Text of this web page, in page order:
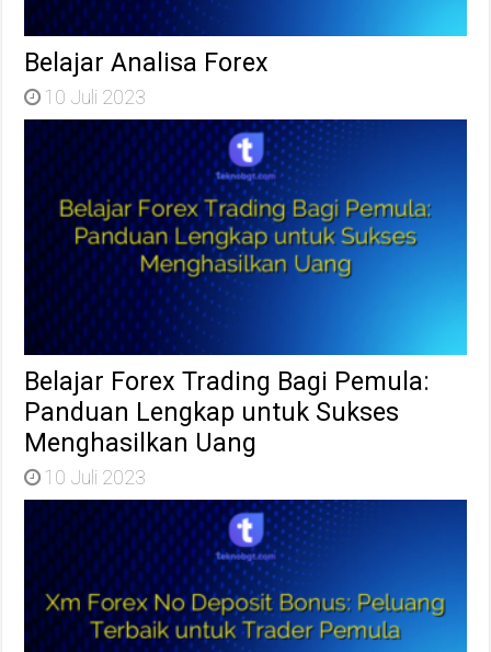
Belajar Analisa Forex
10 Juli 2023
Belajar Forex Trading Bagi Pemula:
Panduan Lengkap untuk Sukses
Menghasilkan Uang
10 Juli 2023